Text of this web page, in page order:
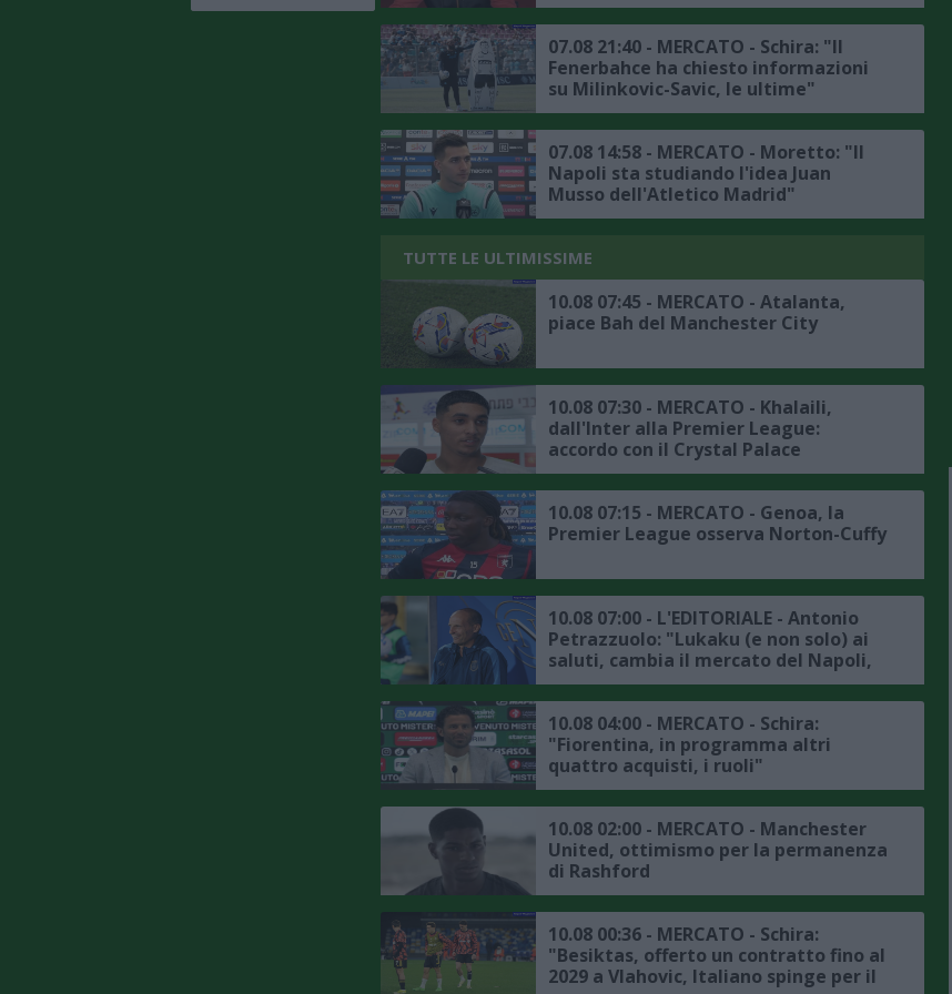
07.08 21:40 - MERCATO - Schira: "Il
Fenerbahce ha chiesto informazioni
su Milinkovic-Savic, le ultime"
07.08 14:58 - MERCATO - Moretto: "Il
Napoli sta studiando l'idea Juan
Musso dell'Atletico Madrid"
TUTTE LE ULTIMISSIME
10.08 07:45 - MERCATO - Atalanta,
piace Bah del Manchester City
10.08 07:30 - MERCATO - Khalaili,
dall'Inter alla Premier League:
accordo con il Crystal Palace
10.08 07:15 - MERCATO - Genoa, la
Premier League osserva Norton-Cuffy
10.08 07:00 - L'EDITORIALE - Antonio
Petrazzuolo: "Lukaku (e non solo) ai
saluti, cambia il mercato del Napoli,
così Allegri potrà completare il
mosaico"
10.08 04:00 - MERCATO - Schira:
"Fiorentina, in programma altri
quattro acquisti, i ruoli"
10.08 02:00 - MERCATO - Manchester
United, ottimismo per la permanenza
di Rashford
10.08 00:36 - MERCATO - Schira:
"Besiktas, offerto un contratto fino al
2029 a Vlahovic, Italiano spinge per il